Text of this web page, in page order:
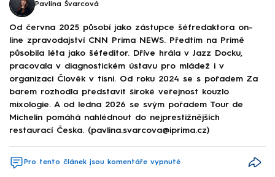
Pavlína Švarcová
Od června 2025 působí jako zástupce šéfredaktora on-
line zpravodajství CNN Prima NEWS. Předtím na Primě
působila léta jako šéfeditor. Dříve hrála v Jazz Docku,
pracovala v diagnostickém ústavu pro mládež i v
organizaci Člověk v tísni. Od roku 2024 se s pořadem Za
barem rozhodla představit široké veřejnost kouzlo
mixologie. A od ledna 2026 se svým pořadem Tour de
Michelin pomáhá nahlédnout do nejprestižnějších
restaurací Česka. (pavlina.svarcova@iprima.cz)
Pro tento článek jsou komentáře vypnuté